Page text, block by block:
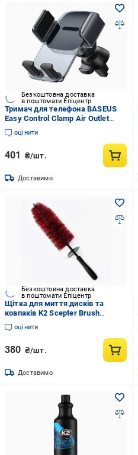
Безкоштовна доставка
в поштомати Епіцентр
Тримач для телефона BASEUS
Easy Control Clamp Air Outlet
Version на дефлектор
(SUYK000101)
оцінити
401 ₴/шт.
Доставимо
Безкоштовна доставка
в поштомати Епіцентр
Щітка для миття дисків та
ковпаків K2 Scepter Brush
(K20618)
оцінити
380 ₴/шт.
Доставимо